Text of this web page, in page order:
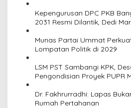
Kepengurusan DPC PKB
2031 Resmi Dilantik, Dedi
Munas Partai Ummat
Lompatan Politik di 2029
LSM PST Sambangi KPK,
Pengondisian Proyek PUPR
Dr. Fakhrurradhi: Lapas
Rumah Pertahanan